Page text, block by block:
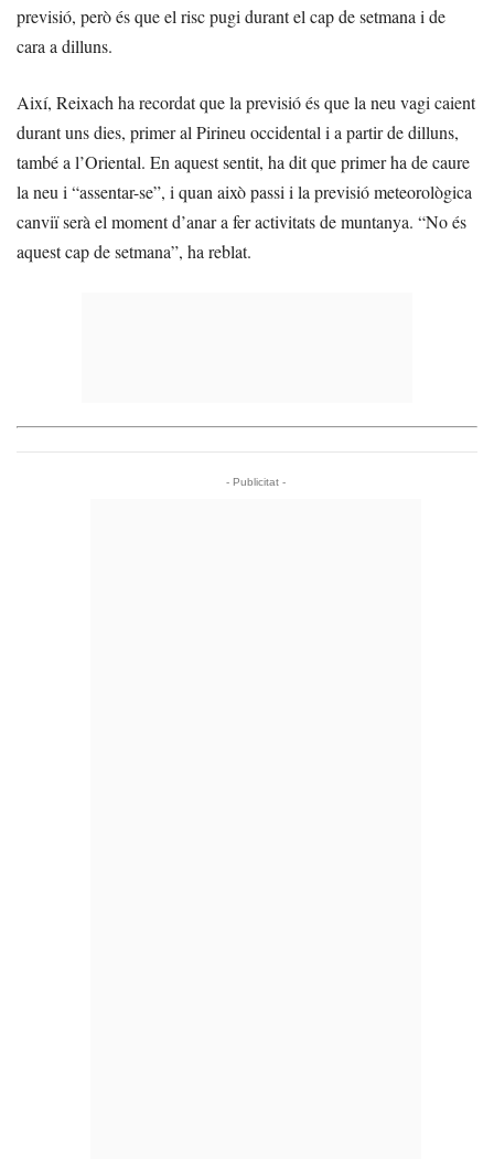
previsió, però és que el risc pugi durant el cap de setmana i de
cara a dilluns.
Així, Reixach ha recordat que la previsió és que la neu vagi caient
durant uns dies, primer al Pirineu occidental i a partir de dilluns,
també a l’Oriental. En aquest sentit, ha dit que primer ha de caure
la neu i “assentar-se”, i quan això passi i la previsió meteorològica
canviï serà el moment d’anar a fer activitats de muntanya. “No és
aquest cap de setmana”, ha reblat.
- Publicitat -